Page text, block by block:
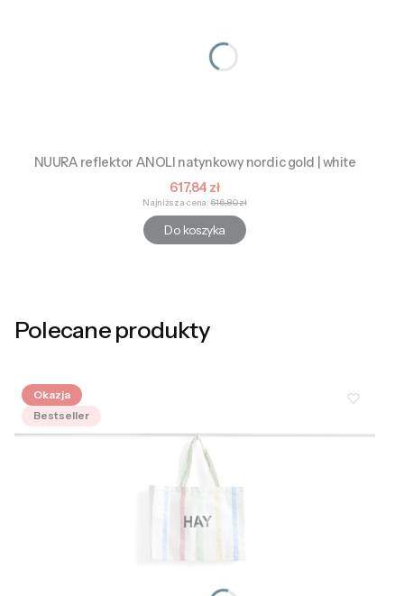
NUURA reflektor ANOLI natynkowy nordic gold | white
Cena promocyjna
617,84 zł
Najniższa cena: 616,80 zł
Do koszyka
Polecane produkty
Okazja
Bestseller